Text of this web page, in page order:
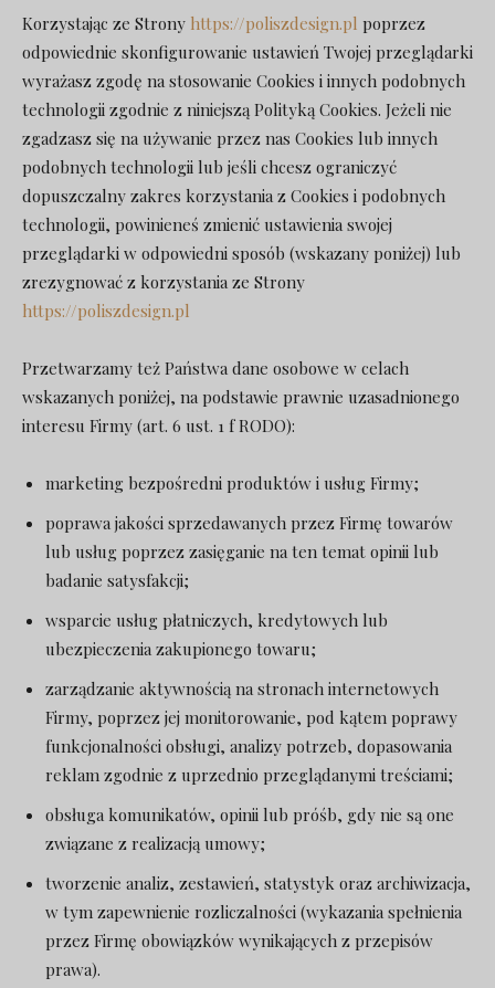
Korzystając ze Strony https://poliszdesign.pl poprzez
odpowiednie skonfigurowanie ustawień Twojej przeglądarki
wyrażasz zgodę na stosowanie Cookies i innych podobnych
technologii zgodnie z niniejszą Polityką Cookies. Jeżeli nie
zgadzasz się na używanie przez nas Cookies lub innych
podobnych technologii lub jeśli chcesz ograniczyć
dopuszczalny zakres korzystania z Cookies i podobnych
technologii, powinieneś zmienić ustawienia swojej
przeglądarki w odpowiedni sposób (wskazany poniżej) lub
zrezygnować z korzystania ze Strony
https://poliszdesign.pl
Przetwarzamy też Państwa dane osobowe w celach
wskazanych poniżej, na podstawie prawnie uzasadnionego
interesu Firmy (art. 6 ust. 1 f RODO):
marketing bezpośredni produktów i usług Firmy;
poprawa jakości sprzedawanych przez Firmę towarów
lub usług poprzez zasięganie na ten temat opinii lub
badanie satysfakcji;
wsparcie usług płatniczych, kredytowych lub
ubezpieczenia zakupionego towaru;
zarządzanie aktywnością na stronach internetowych
Firmy, poprzez jej monitorowanie, pod kątem poprawy
funkcjonalności obsługi, analizy potrzeb, dopasowania
reklam zgodnie z uprzednio przeglądanymi treściami;
obsługa komunikatów, opinii lub próśb, gdy nie są one
związane z realizacją umowy;
tworzenie analiz, zestawień, statystyk oraz archiwizacja,
w tym zapewnienie rozliczalności (wykazania spełnienia
przez Firmę obowiązków wynikających z przepisów
prawa).